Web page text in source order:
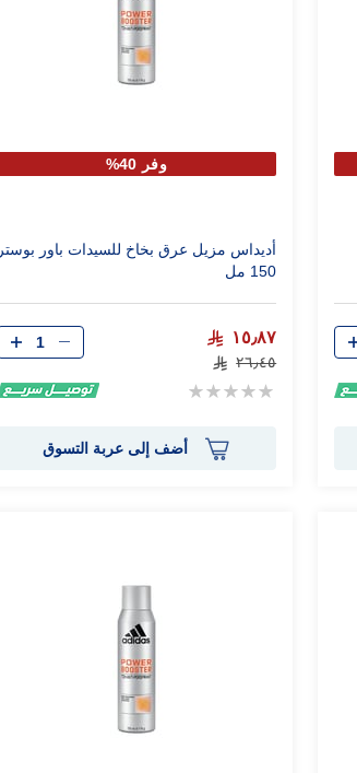
وفر 40%
أديداس مزيل عرق بخاخ للسيدات باور بوستر
150 مل
١٥٫٨٧
٢٦٫٤٥
Rating:
الكمية
أضف إلى عربة التسوق